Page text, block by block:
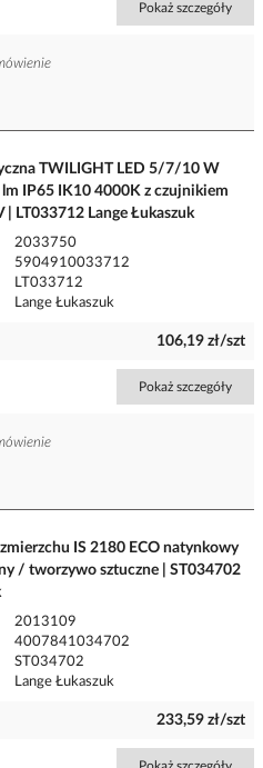
Pokaż szczegóły
TWILIGHT LED 5/7/10 W
IP65 IK10 4000K z czujnikiem
| LT033712 Lange Łukaszuk
2033750
5904910033712
LT033712
Lange Łukaszuk
106,19 zł/szt
Pokaż szczegóły
IS 2180 ECO natynkowy
/ tworzywo sztuczne | ST034702
2013109
4007841034702
ST034702
Lange Łukaszuk
233,59 zł/szt